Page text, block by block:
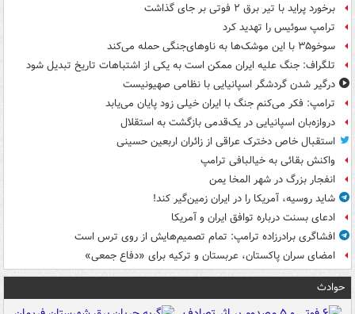
برخورد پراید با تیر برق ۲ فوتی بر جای گذاشت
ترامپ سوئیس را تهدید کرد
سوخو۳۵ با این موشک‌ها به ناوهای‌جنگی حمله می‌کند
تلگراف: جنگ علیه ایران ممکن است به یکی از اشتباهات تاریخ تبدیل شود
درگیر شدن گردشگر اسپانیایی با نظامی صهیونیست
ترامپ: فکر می‌کنم جنگ با ایران خیلی زود پایان می‌یابد
دروازه‌بان اسپانیایی در یک‌قدمی بازگشت به استقلال
استقبال خاص دخترک عراقی از زائران اربعین حسینی
واکنش بقائی به خیالبافی ترامپ
انفجار بزرگ در شهر المخا یمن
شاید روسیه، آمریکا را در ایران زمین‌گیر کند!
ادعای بسنت درباره توافق ایران و آمریکا
افشاگری برادرزاده ترامپ: تمام تصمیم‌هایش از روی ترس است
امضای سران پاکستان، عربستان و ترکیه برای «دفاع جمعی»
حوادث